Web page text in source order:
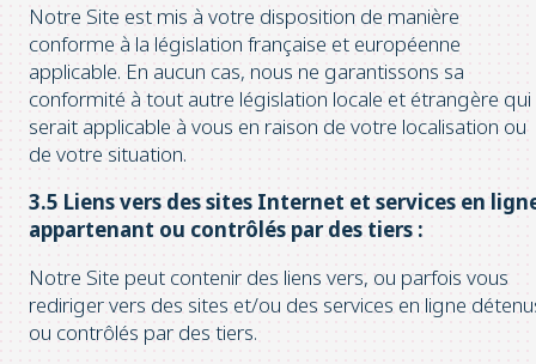
Notre Site est mis à votre disposition de manière
conforme à la législation française et européenne
applicable. En aucun cas, nous ne garantissons sa
conformité à tout autre législation locale et étrangère qui
serait applicable à vous en raison de votre localisation ou
de votre situation.
3.5 Liens vers des sites Internet et services en
appartenant ou contrôlés par des tiers :
Notre Site peut contenir des liens vers, ou parfois vous
rediriger vers des sites et/ou des services en ligne
ou contrôlés par des tiers.